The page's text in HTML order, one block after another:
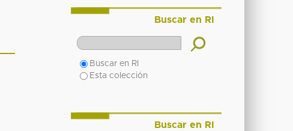
Buscar en RI
Buscar en RI
Esta colección
Buscar en RI